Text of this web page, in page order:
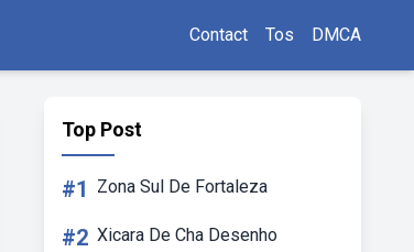
Contact Tos DMCA
Top Post
#1 Zona Sul De Fortaleza
#2 Xicara De Cha Desenho